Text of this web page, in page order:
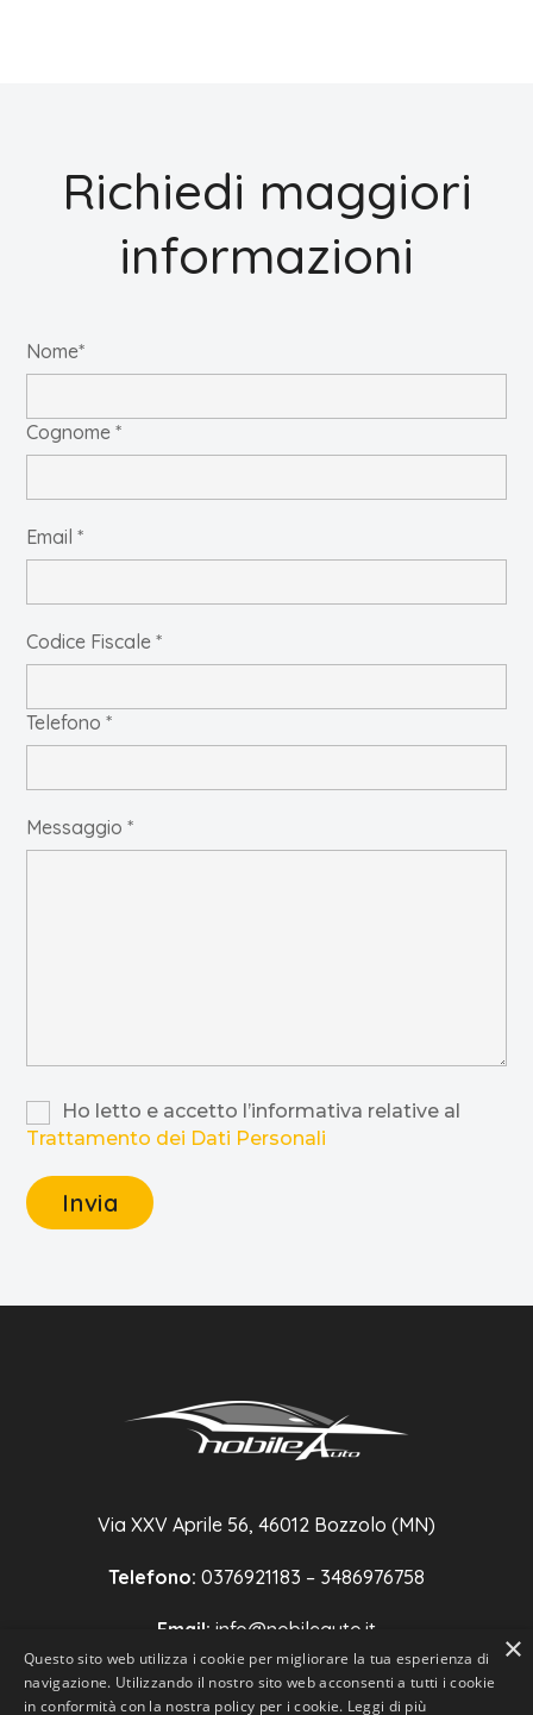
Richiedi maggiori
informazioni
Nome*
Cognome *
Email *
Codice Fiscale *
Telefono *
Messaggio *
Ho letto e accetto l’informativa relative al
Trattamento dei Dati Personali
Via XXV Aprile 56, 46012 Bozzolo (MN)
Telefono: 0376921183 – 3486976758
Email: info@nobileauto.it
P.IVA:02431760202
×
Questo sito web utilizza i cookie per migliorare la tua esperienza di
navigazione. Utilizzando il nostro sito web acconsenti a tutti i cookie
in conformità con la nostra policy per i cookie. Leggi di più